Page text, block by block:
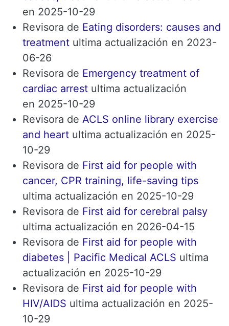
en 2025-10-29
Revisora ​​de Eating disorders: causes and
treatment ultima actualización en 2023-
06-26
Revisora ​​de Emergency treatment of
cardiac arrest ultima actualización
en 2025-10-29
Revisora ​​de ACLS online library exercise
and heart ultima actualización en 2025-
10-29
Revisora ​​de First aid for people with
cancer, CPR training, life-saving tips
ultima actualización en 2025-10-29
Revisora ​​de First aid for cerebral palsy
ultima actualización en 2026-04-15
Revisora ​​de First aid for people with
diabetes | Pacific Medical ACLS ultima
actualización en 2025-10-29
Revisora ​​de First aid for people with
HIV/AIDS ultima actualización en 2025-
10-29